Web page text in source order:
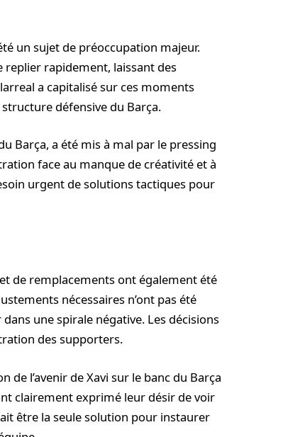
un sujet de préoccupation majeur.
replier rapidement, laissant des
a capitalisé sur ces moments
défensive du Barça.
Barça, a été mis à mal par le pressing
face au manque de créativité et à
urgent de solutions tactiques pour
de remplacements ont également été
nécessaires n’ont pas été
une spirale négative. Les décisions
des supporters.
de l’avenir de Xavi sur le banc du Barça
clairement exprimé leur désir de voir
être la seule solution pour instaurer